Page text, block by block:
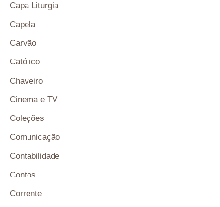
Capa Liturgia
Capela
Carvão
Católico
Chaveiro
Cinema e TV
Coleções
Comunicação
Contabilidade
Contos
Corrente